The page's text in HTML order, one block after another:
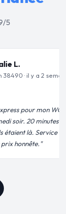
5
C.
· il y a 3 semaines
mon chauffe-eau en
très pro, devis
propre. Je